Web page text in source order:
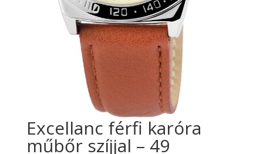
Excellanc férfi karóra
műbőr szíjjal – 49